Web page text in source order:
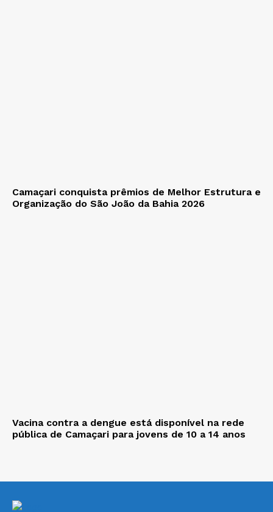
Camaçari conquista prêmios de Melhor Estrutura e
Organização do São João da Bahia 2026
Vacina contra a dengue está disponível na rede
pública de Camaçari para jovens de 10 a 14 anos